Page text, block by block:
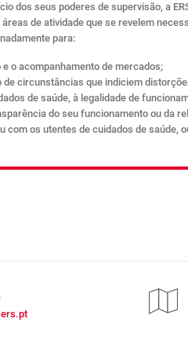
dos seus poderes de supervisão, a
de atividade que se revelem
para:
o acompanhamento de mercados;
de circunstâncias que indiciem
de saúde, à legalidade de
do seu funcionamento ou da
com os utentes de cuidados de saúde,